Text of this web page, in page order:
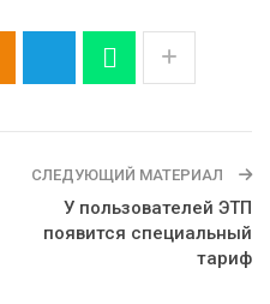
СЛЕДУЮЩИЙ МАТЕРИАЛ
У пользователей ЭТП
появится специальный
тариф